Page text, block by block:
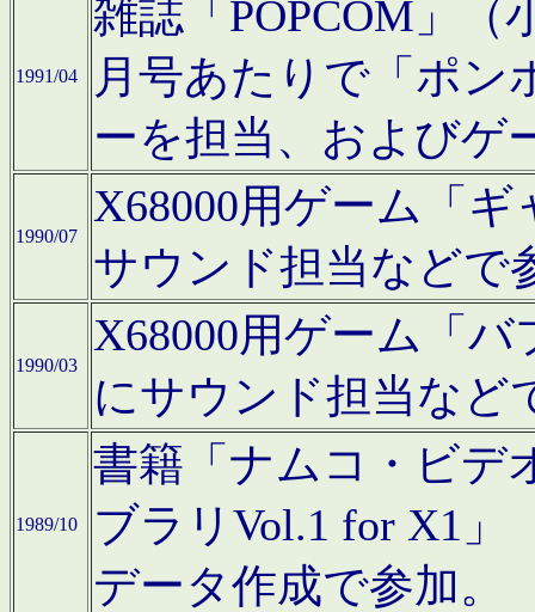
1991/04
雑誌「POPCOM」（
月号あたりで「ポン
ーを担当、およびゲ
1990/07
X68000用ゲーム「
サウンド担当などで
1990/03
X68000用ゲーム「
にサウンド担当など
1989/10
書籍「ナムコ・ビデ
ブラリVol.1 for X1」
データ作成で参加。